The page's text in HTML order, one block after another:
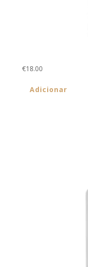
€18.00
Adicionar